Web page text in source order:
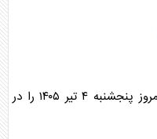
امروز پنجشنبه ۴ تیر ۱۴۰۵ را در